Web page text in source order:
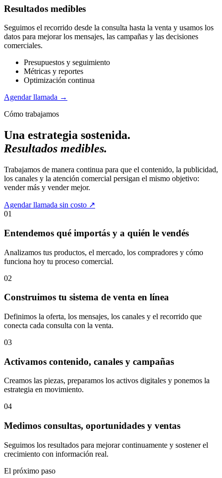
Resultados medibles
Seguimos el recorrido desde la consulta hasta la venta y usamos los
datos para mejorar los mensajes, las campañas y las decisiones
comerciales.
Presupuestos y seguimiento
Métricas y reportes
Optimización continua
Agendar llamada →
Cómo trabajamos
Una estrategia sostenida.
Resultados medibles.
Trabajamos de manera continua para que el contenido, la publicidad,
los canales y la atención comercial persigan el mismo objetivo:
vender más y vender mejor.
Agendar llamada sin costo ↗
01
Entendemos qué importás y a quién le vendés
Analizamos tus productos, el mercado, los compradores y cómo
funciona hoy tu proceso comercial.
02
Construimos tu sistema de venta en línea
Definimos la oferta, los mensajes, los canales y el recorrido que
conecta cada consulta con la venta.
03
Activamos contenido, canales y campañas
Creamos las piezas, preparamos los activos digitales y ponemos la
estrategia en movimiento.
04
Medimos consultas, oportunidades y ventas
Seguimos los resultados para mejorar continuamente y sostener el
crecimiento con información real.
El próximo paso